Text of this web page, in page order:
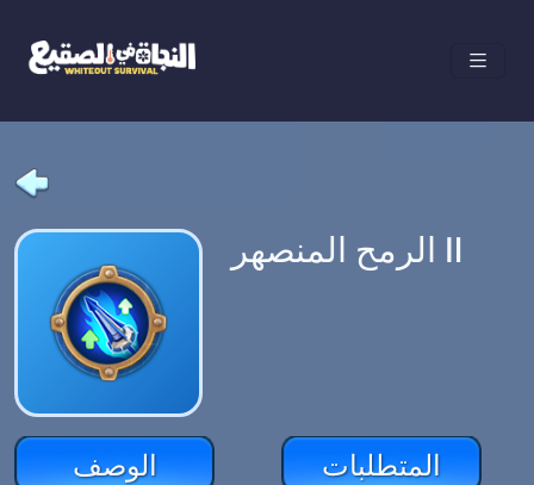
الرمح المنصهر Ⅱ
الوصف المتطلبات